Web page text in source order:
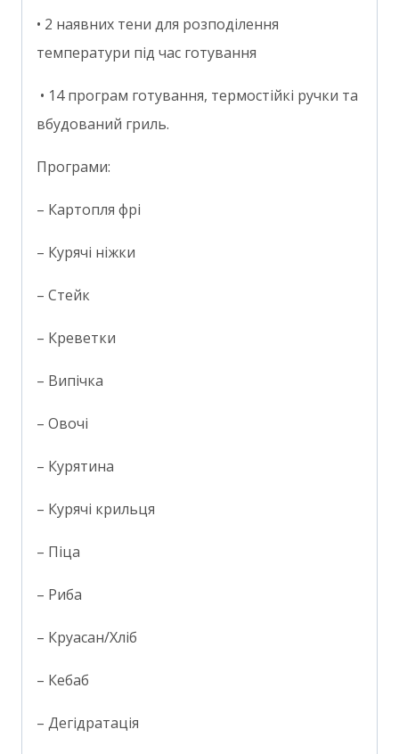
• 2 наявних тени для розподілення
температури під час готування
• 14 програм готування, термостійкі ручки та
вбудований гриль.
Програми:
– Картопля фрі
– Курячі ніжки
– Стейк
– Креветки
– Випічка
– Овочі
– Курятина
– Курячі крильця
– Піца
– Риба
– Круасан/Хліб
– Кебаб
– Дегідратація